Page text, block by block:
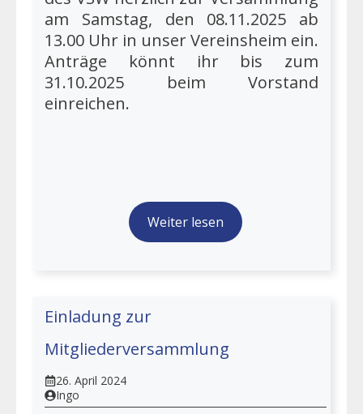
am Samstag, den 08.11.2025 ab
13.00 Uhr in unser Vereinsheim ein.
Anträge könnt ihr bis zum
31.10.2025 beim Vorstand
einreichen.
Weiter lesen
Einladung zur
Mitgliederversammlung
26. April 2024
Ingo